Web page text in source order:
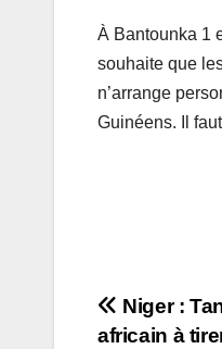
À Bantounka 1
souhaite que
n’arrange
Guinéens. Il
Niger :
africain à